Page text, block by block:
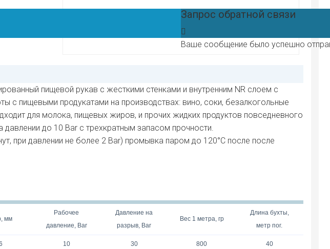
Запрос обратной связи
Ваше сообщение было успешно
пищевой рукав с жесткими стенками и внутренним NR слоем с
с пищевыми продукатами на производствах: вино, соки, безалкогольные
для молока, пищевых жиров, и прочих жидких продуктов повседневного
до 10 Bar с трехкратным запасом прочности.
при давлении не более 2 Bar) промывка паром до 120°С после после
мм
Рабочее
давление, Bar
Давление на
разрыв, Bar
Вес 1 метра, гр
Длина бухты,
метр пог.
10 30 800 40